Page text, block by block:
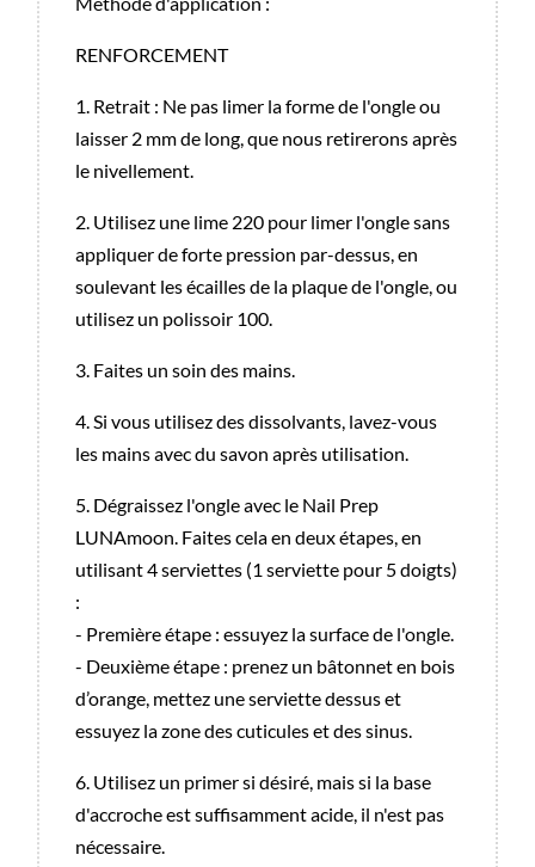
RENFORCEMENT
1. Retrait : Ne pas limer la forme de l'ongle ou
laisser 2 mm de long, que nous retirerons après
le nivellement.
2. Utilisez une lime 220 pour limer l'ongle sans
appliquer de forte pression par-dessus, en
soulevant les écailles de la plaque de l'ongle, ou
utilisez un polissoir 100.
3. Faites un soin des mains.
4. Si vous utilisez des dissolvants, lavez-vous
les mains avec du savon après utilisation.
5. Dégraissez l'ongle avec le Nail Prep
LUNAmoon. Faites cela en deux étapes, en
utilisant 4 serviettes (1 serviette pour 5 doigts)
:
- Première étape : essuyez la surface de l'ongle.
- Deuxième étape : prenez un bâtonnet en bois
d’orange, mettez une serviette dessus et
essuyez la zone des cuticules et des sinus.
6. Utilisez un primer si désiré, mais si la base
d'accroche est suffisamment acide, il n'est pas
nécessaire.